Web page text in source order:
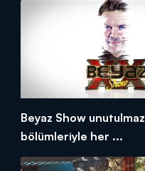
Beyaz Show unutulmaz
bölümleriyle her ...